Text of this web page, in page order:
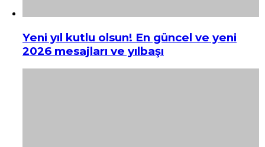
Yeni yıl kutlu olsun! En güncel ve yeni
2026 mesajları ve yılbaşı